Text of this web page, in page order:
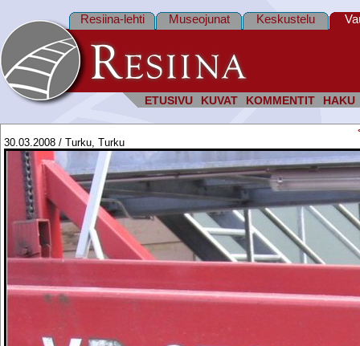
ETUSIVU KUVAT KOMMENTIT HAKU
Resiina-lehti Museojunat Keskustelu
30.03.2008 / Turku, Turku